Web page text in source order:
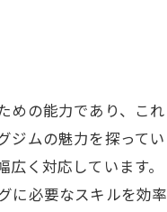
めの能力であり、これ
ジムの魅力を探ってい
く対応しています。
に必要なスキルを効率